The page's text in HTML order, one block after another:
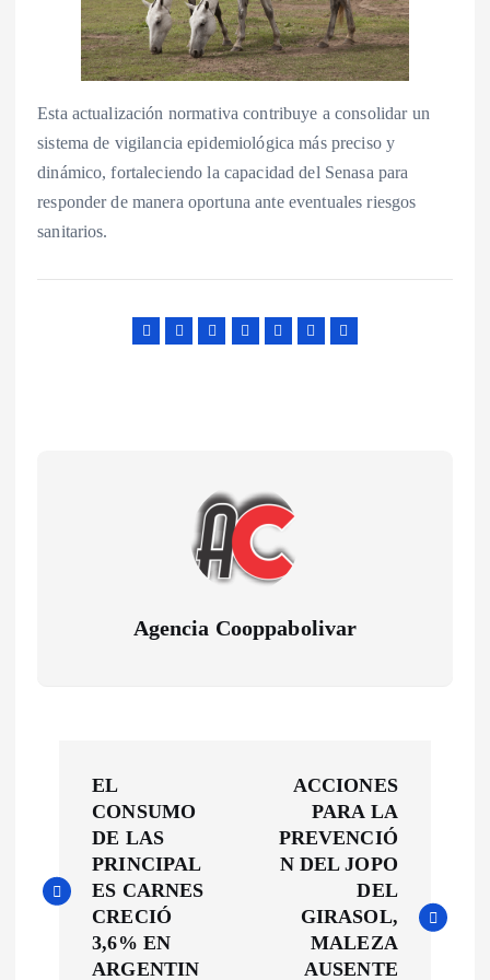
Esta actualización normativa contribuye a consolidar un
sistema de vigilancia epidemiológica más preciso y
dinámico, fortaleciendo la capacidad del Senasa para
responder de manera oportuna ante eventuales riesgos
sanitarios.
Agencia Cooppabolivar
v
EL
CONSUMO
DE LAS
PRINCIPAL
ES CARNES
CRECIÓ
3,6% EN
ARGENTIN
ACCIONES
PARA LA
PREVENCIÓ
N DEL JOPO
DEL
GIRASOL,
MALEZA
AUSENTE